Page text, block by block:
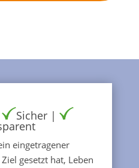
Sicher |
eingetragener
gesetzt hat, Leben